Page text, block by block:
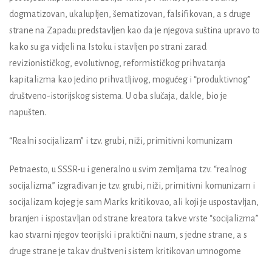
dogmatizovan, ukalupljen, šematizovan, falsifikovan, a s druge
strane na Zapadu predstavljen kao da je njegova suština upravo to
kako su ga vidjeli na Istoku i stavljen po strani zarad
revizionističkog, evolutivnog, reformističkog prihvatanja
kapitalizma kao jedino prihvatljivog, mogućeg i “produktivnog”
društveno-istorijskog sistema. U oba slučaja, dakle, bio je
napušten.
“Realni socijalizam” i tzv. grubi, niži, primitivni komunizam
Petnaesto, u SSSR-u i generalno u svim zemljama tzv. “realnog
socijalizma” izgrađivan je tzv. grubi, niži, primitivni komunizam i
socijalizam kojeg je sam Marks kritikovao, ali koji je uspostavljan,
branjen i ispostavljan od strane kreatora takve vrste “socijalizma”
kao stvarni njegov teorijski i praktični naum, s jedne strane, a s
druge strane je takav društveni sistem kritikovan umnogome